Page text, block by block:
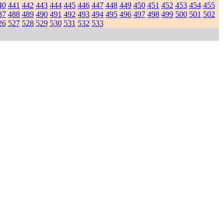
441 442 443 444 445 446 447 448 449 450 451 452 453 454 455
488 489 490 491 492 493 494 495 496 497 498 499 500 501 502
527 528 529 530 531 532 533